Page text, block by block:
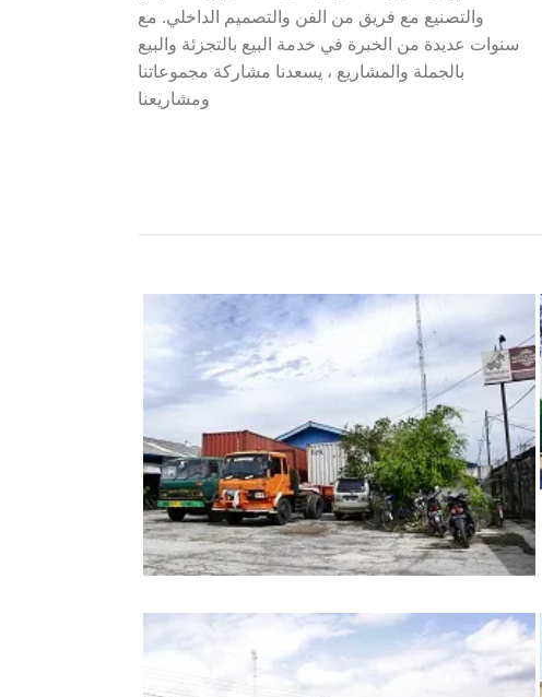
والتصنيع مع فريق من الفن والتصميم الداخلي. مع
سنوات عديدة من الخبرة في خدمة البيع بالتجزئة والبيع
بالجملة والمشاريع ، يسعدنا مشاركة مجموعاتنا
ومشاريعنا